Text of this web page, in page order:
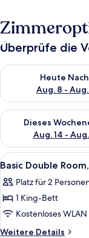
Überprüfe die
Heute
Aug. 8 -
Überprüfe die
Dieses
Aug. 14 - Aug.
Überprüfe die
Alle
Fotos
für
Basic
Double
Room,
6
Basic Double
Platz für 2
1 King-Bett
Kostenloses WLAN
Weitere Details
Weitere